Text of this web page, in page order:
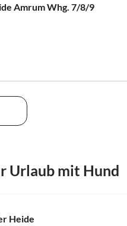
Amrum Whg. 7/8/9
Urlaub mit Hund
Heide